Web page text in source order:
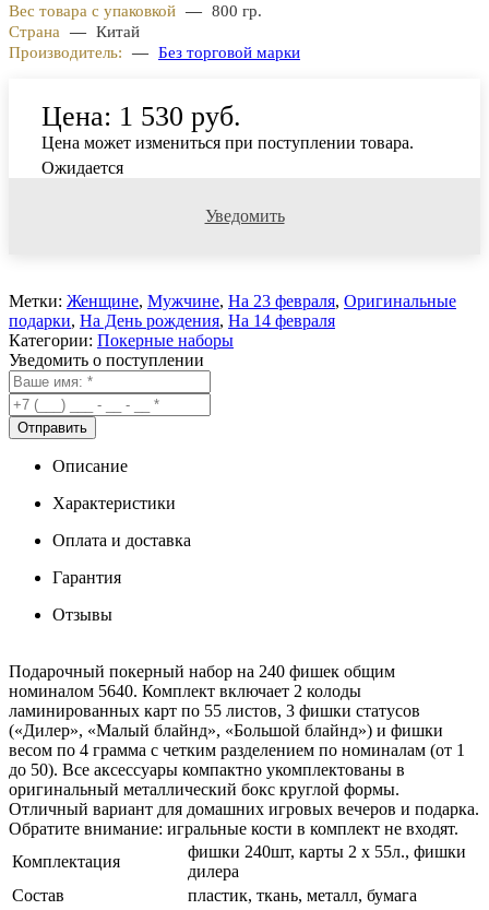
Вес товара с упаковкой — 800 гр.
Страна
— Китай
Производитель:
— Без торговой марки
Цена: 1 530 руб.
Цена может измениться при поступлении товара.
Ожидается
Уведомить
Метки: Женщине, Мужчине, На 23 февраля, Оригинальные
подарки, На День рождения, На 14 февраля
Категории: Покерные наборы
Уведомить о поступлении
Описание
Характеристики
Оплата и доставка
Гарантия
Отзывы
Подарочный покерный набор на 240 фишек общим
номиналом 5640. Комплект включает 2 колоды
ламинированных карт по 55 листов, 3 фишки статусов
(«Дилер», «Малый блайнд», «Большой блайнд») и фишки
весом по 4 грамма с четким разделением по номиналам (от 1
до 50). Все аксессуары компактно укомплектованы в
оригинальный металлический бокс круглой формы.
Отличный вариант для домашних игровых вечеров и подарка.
Обратите внимание: игральные кости в комплект не входят.
Комплектация
фишки 240шт, карты 2 х 55л., фишки
дилера
Состав
пластик, ткань, металл, бумага